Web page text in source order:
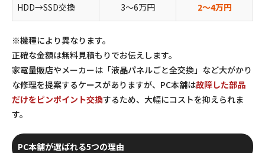
HDD→SSD交換 3〜6万円 2〜4万円
※機種により異なります。
正確な金額は無料見積もりでお伝えします。
家電量販店やメーカーは「液晶パネルごと全交換」など大がかり
な修理を提案するケースがありますが、PC本舗は故障した部品
だけをピンポイント交換するため、大幅にコストを抑えられま
す。
PC本舗が選ばれる5つの理由